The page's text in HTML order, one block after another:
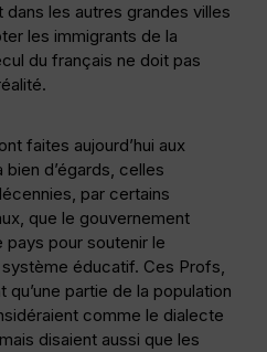
les autres grandes villes
les immigrants de la
du français ne doit pas
faites aujourd’hui aux
d’égards, celles
par certains
que le gouvernement
pays pour soutenir le
éducatif. Ces Profs,
qu’une partie de la population
comme le dialecte
disaient aussi que les